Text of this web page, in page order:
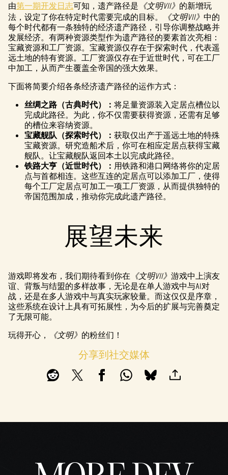
点击
播
放，
即意
味着
你同
意
YouTu
be
的隐
私政
策
以及
将数
据传
输至
Googl
e 服
务
由第一期开发日志可知，遗产路径是 《文明VII》 的新增玩
法，设定了你在特定时代需要完成的目标。
《文明VII》 中的
每个时代都有一条独特的经济遗产路径，引导你调整战略并
发展经济。有两种资源类型作为遗产路径的要素首次亮相：
宝藏资源和工厂资源。宝藏资源仅存在于探索时代，代表遥
远土地的特有资源。工厂资源仅存在于近世时代，可在工厂
中加工，从而产生覆盖全帝国的强大效果。
下面将简要介绍各条经济遗产路径的运作方式：
丝绸之路（古典时代）： 将足量资源装入定居点槽位以
完成此路径。为此，你不仅需要获得资源，还需有足够
的槽位来容纳资源。
宝藏舰队（探索时代）： 获取仅出产于遥远土地的特殊
宝藏资源。研究造船术后，你可在相应定居点获得宝藏
舰队。让宝藏舰队返回本土以完成此路径。
铁路大亨（近世时代）： 用铁路和港口网络将你的定居
点与首都相连。这些互连的定居点可以添加工厂，使得
每个工厂定居点可加工一项工厂资源，从而提供独特的
帝国范围加成，推动你完成此遗产路径。
展望未来
游戏即将发布，我们期待看到你在 《文明VII》 游戏中上演友
谊、背叛与结盟的多样故事，无论是在单人游戏中与AI对
战，还是在多人游戏中与真实玩家较量。而这仅仅是序章，
这些系统在设计上具有可拓展性，为今后的扩展与完善奠定
了无限可能。
玩得开心，
《文明》 的粉丝们！
分享到社交媒体